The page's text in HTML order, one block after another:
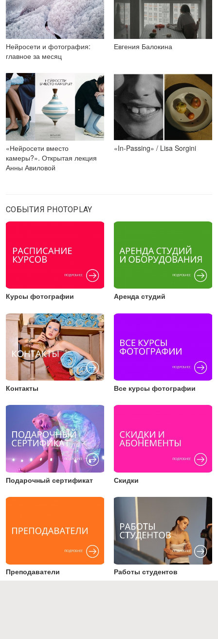
Нейросети и фотография:
главное за месяц
Евгения Балокина
«Нейросети вместо
камеры?». Открытая лекция
Анны Авиловой
«In-Passing» / Lisa Sorgini
СОБЫТИЯ PHOTOPLAY
Курсы фотографии Аренда студий
Контакты Все курсы фотографии
Подарочный сертификат Скидки
Преподаватели Работы студентов